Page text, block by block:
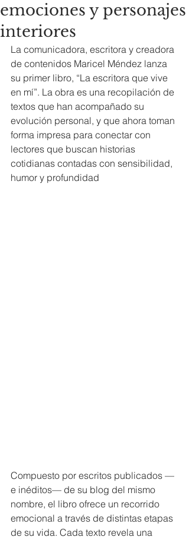
emociones y personajes
interiores
La comunicadora, escritora y creadora
de contenidos Maricel Méndez lanza
su primer libro, “La escritora que vive
en mí”. La obra es una recopilación de
textos que han acompañado su
evolución personal, y que ahora toman
forma impresa para conectar con
lectores que buscan historias
cotidianas contadas con sensibilidad,
humor y profundidad
Compuesto por escritos publicados —
e inéditos— de su blog del mismo
nombre, el libro ofrece un recorrido
emocional a través de distintas etapas
de su vida. Cada texto revela una